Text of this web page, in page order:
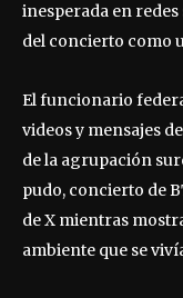
inesperada en
del concierto como
El funcionario
videos y mensajes
de la agrupación
pudo, concierto de
de X mientras
ambiente que se